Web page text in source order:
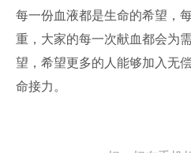
每一份血液都是生命的希望，
重，大家的每一次献血都会为
望，希望更多的人能够加入无
命接力。